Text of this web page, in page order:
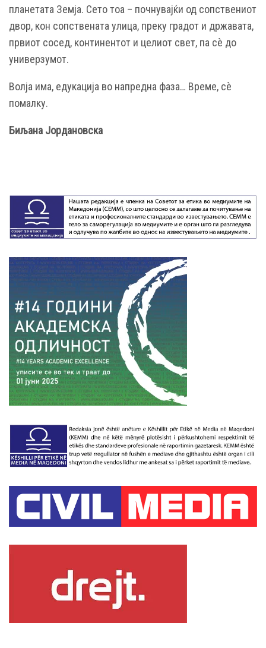
планетата Земја. Сето тоа – почнувајќи од сопствениот
двор, кон сопствената улица, преку градот и државата,
првиот сосед, континентот и целиот свет, па сѐ до
универзумот.
Волја има, едукација во напредна фаза… Време, сѐ
помалку.
Биљана Јордановска